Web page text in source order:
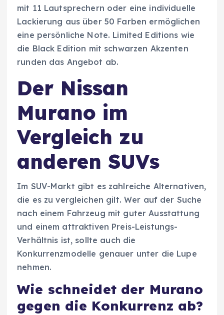
mit 11 Lautsprechern oder eine individuelle
Lackierung aus über 50 Farben ermöglichen
eine persönliche Note. Limited Editions wie
die Black Edition mit schwarzen Akzenten
runden das Angebot ab.
Der Nissan
Murano im
Vergleich zu
anderen SUVs
Im SUV-Markt gibt es zahlreiche Alternativen,
die es zu vergleichen gilt. Wer auf der Suche
nach einem Fahrzeug mit guter Ausstattung
und einem attraktiven Preis-Leistungs-
Verhältnis ist, sollte auch die
Konkurrenzmodelle genauer unter die Lupe
nehmen.
Wie schneidet der Murano
gegen die Konkurrenz ab?